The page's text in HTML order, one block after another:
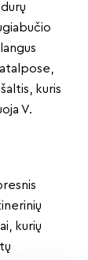
kuris
V.
kurių